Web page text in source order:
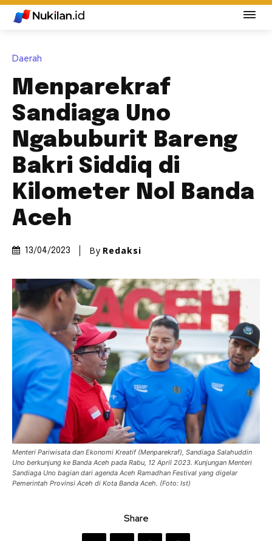
Daerah
Menparekraf
Sandiaga Uno
Ngabuburit Bareng
Bakri Siddiq di
Kilometer Nol Banda
Aceh
13/04/2023 By Redaksi
Menteri Pariwisata dan Ekonomi Kreatif (Menparekraf), Sandiaga Salahuddin
Uno berkunjung ke Banda Aceh pada Rabu, 12 April 2023. Kunjungan Menteri
Sandiaga Uno bagian dari agenda Aceh Ramadhan Festival yang digelar
Pemerintah Provinsi Aceh di Kota Banda Aceh. (Foto: Ist)
Share